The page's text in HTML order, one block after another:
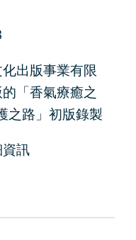
出版事業有限
「香氣療癒之
之路」初版錄製
資訊